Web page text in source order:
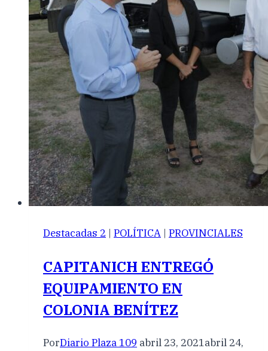
Destacadas 2 | POLÍTICA | PROVINCIALES
CAPITANICH ENTREGÓ
EQUIPAMIENTO EN
COLONIA BENÍTEZ
PorDiario Plaza 109 abril 23, 2021abril 24,